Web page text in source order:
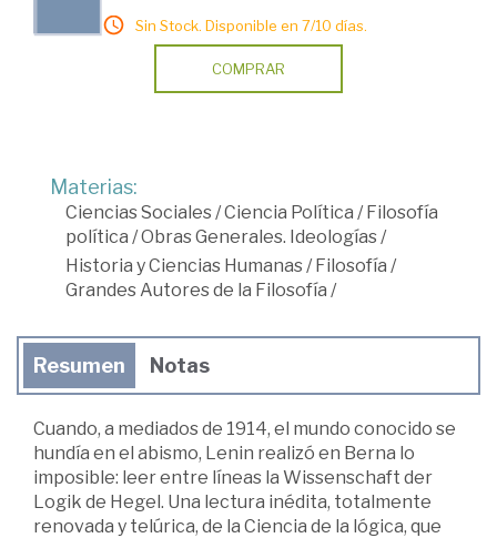
Sin Stock. Disponible en 7/10 días.
COMPRAR
Materias:
Ciencias Sociales /Ciencia Política /Filosofía
política /Obras Generales. Ideologías /
Historia y Ciencias Humanas /Filosofía /
Grandes Autores de la Filosofía /
Resumen Notas
Cuando, a mediados de 1914, el mundo conocido se
hundía en el abismo, Lenin realizó en Berna lo
imposible: leer entre líneas la Wissenschaft der
Logik de Hegel. Una lectura inédita, totalmente
renovada y telúrica, de la Ciencia de la lógica, que